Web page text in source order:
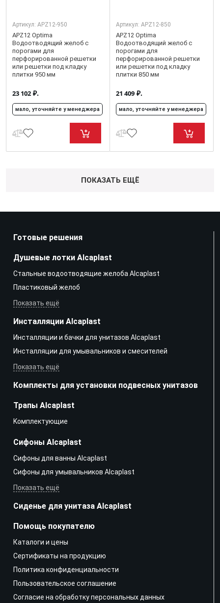
Артикул: APZ12-950
APZ12 Optima
Водоотводящий желоб с
порогами для
перфорированной решетки
или решетки под кладку
плитки 950 мм
23 102 ₽.
мало, уточняйте у менеджера
Артикул: APZ12-850
APZ12 Optima
Водоотводящий желоб с
порогами для
перфорированной решетки
или решетки под кладку
плитки 850 мм
21 409 ₽.
мало, уточняйте у менеджера
ПОКАЗАТЬ ЕЩЁ
Готовые решения
Душевые лотки Alcaplast
Стальные водоотводящие желоба Alcaplast
Пластиковый желоб
Показать ещё
Инсталляции Alcaplast
Инсталляции и бачки для унитазов Alcaplast
Инсталляции для умывальников и смесителей
Показать ещё
Комплекты для установки подвесных унитазов
Трапы Alcaplast
Kомплектующие
Сифоны Alcaplast
Сифоны для ванны Alcaplast
Сифоны для умывальников Alcaplast
Показать ещё
Сиденье для унитаза Alcaplast
Помощь покупателю
Каталоги и цены
Сертификаты на продукцию
Политика конфиденциальности
Пользовательское соглашение
Согласие на обработку персональных данных